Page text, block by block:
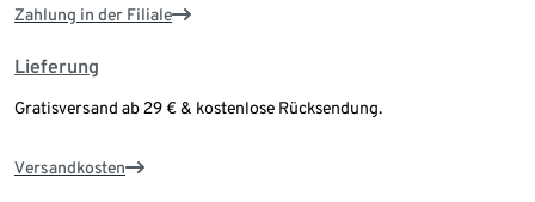
Zahlung in der Filiale
Lieferung
Gratisversand ab 29 € & kostenlose Rücksendung.
Versandkosten